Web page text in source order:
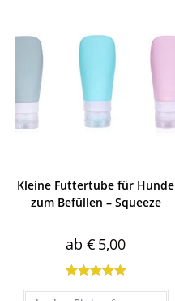
Kleine Futtertube für Hunde
zum Befüllen – Squeeze
ab€ 5,00
Bewertet mit